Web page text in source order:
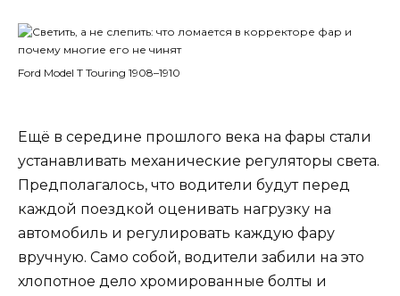
Ford Model T Touring 1908–1910
Ещё в середине прошлого века на фары стали
устанавливать механические регуляторы света.
Предполагалось, что водители будут перед
каждой поездкой оценивать нагрузку на
автомобиль и регулировать каждую фару
вручную. Само собой, водители забили на это
хлопотное дело хромированные болты и